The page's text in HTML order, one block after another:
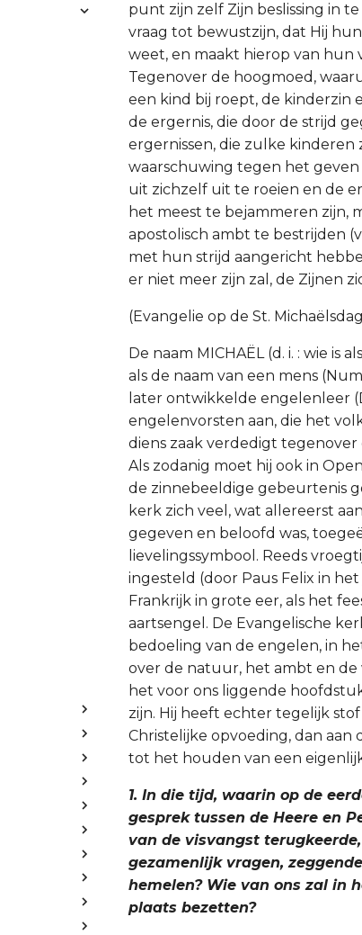
punt zijn zelf Zijn beslissing in
vraag tot bewustzijn, dat Hij
weet, en maakt hierop van hun
Tegenover de hoogmoed,
een kind bij roept, de kinderzin
de ergernis, die door de strijd
ergernissen, die zulke
waarschuwing tegen het
uit zichzelf uit te roeien en de
het meest te bejammeren zijn,
apostolisch ambt te bestrijden
met hun strijd aangericht
er niet meer zijn zal, de Zijnen
(Evangelie op de St. Michaëlsdag;
De naam MICHAËL (d. i. : wie is
als de naam van een mens
later ontwikkelde engelenleer
engelenvorsten aan, die het
diens zaak verdedigt tegenover
Als zodanig moet hij ook in
de zinnebeeldige gebeurtenis
kerk zich veel, wat allereerst
gegeven en beloofd was,
lievelingssymbool. Reeds
ingesteld (door Paus Felix in
Frankrijk in grote eer, als het
aartsengel. De Evangelische
bedoeling van de engelen, in
over de natuur, het ambt en de
het voor ons liggende
zijn. Hij heeft echter tegelijk
Christelijke opvoeding, dan
tot het houden van een
1. In die tijd, waarin op de
gesprek tussen de Heere en
van de visvangst
gezamenlijk vragen,
hemelen? Wie van ons zal in
plaats bezetten?